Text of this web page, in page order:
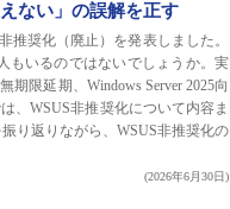
ない」の誤解を正す
推奨化（廃止）を発表しました。
もいるのではないでしょうか。実
限延期、Windows Server 2025向
、WSUS非推奨化について内容ま
り返りながら、WSUS非推奨化の
(2026年6月30日)